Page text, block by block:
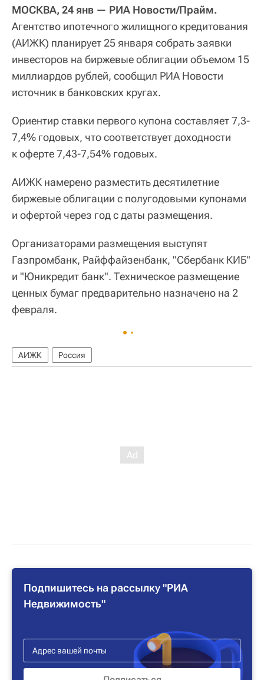
МОСКВА, 24 янв — РИА Новости/Прайм.
Агентство ипотечного жилищного кредитования
(АИЖК) планирует 25 января собрать заявки
инвесторов на биржевые облигации объемом 15
миллиардов рублей, сообщил РИА Новости
источник в банковских кругах.
Ориентир ставки первого купона составляет 7,3-
7,4% годовых, что соответствует доходности
к оферте 7,43-7,54% годовых.
АИЖК намерено разместить десятилетние
биржевые облигации с полугодовыми купонами
и офертой через год с даты размещения.
Организаторами размещения выступят
Газпромбанк, Райффайзенбанк, "Сбербанк КИБ"
и "Юникредит банк". Техническое размещение
ценных бумаг предварительно назначено на 2
февраля.
АИЖК Россия
Подпишитесь на рассылку "РИА
Недвижимость"